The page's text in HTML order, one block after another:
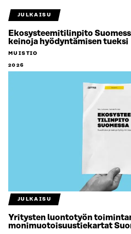
JULKAISU
Ekosysteemitilinpito
keinoja hyödyntämisen tueksi
MUISTIO
2026
JULKAISU
Yritysten luontotyön
monimuotoisuustiekartat